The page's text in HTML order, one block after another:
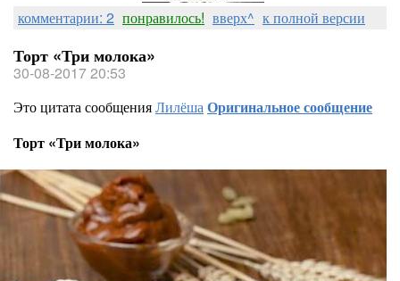
комментарии: 2 понравилось! вверх^ к полной версии
Торт «Три молока»
30-08-2017 20:53
Это цитата сообщенияЛилёшаОригинальное сообщение
Торт «Три молока»